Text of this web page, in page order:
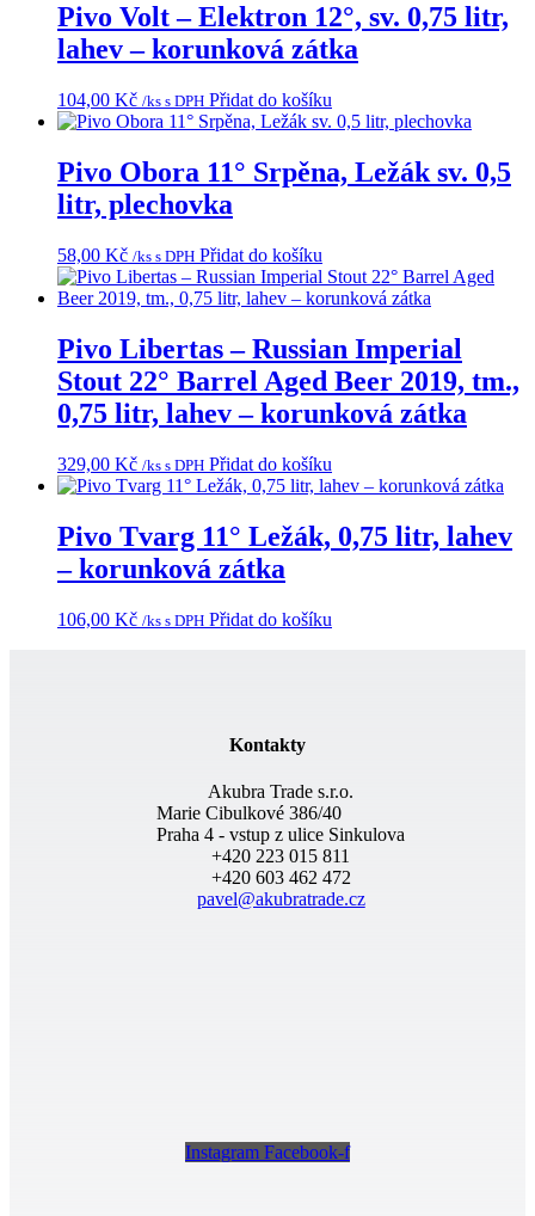
Pivo Volt – Elektron 12°, sv. 0,75 litr,
lahev – korunková zátka
104,00 Kč /ks s DPH Přidat do košíku
Pivo Obora 11° Srpěna, Ležák sv. 0,5
litr, plechovka
58,00 Kč /ks s DPH Přidat do košíku
Pivo Libertas – Russian Imperial
Stout 22° Barrel Aged Beer 2019, tm.,
0,75 litr, lahev – korunková zátka
329,00 Kč /ks s DPH Přidat do košíku
Pivo Tvarg 11° Ležák, 0,75 litr, lahev
– korunková zátka
106,00 Kč /ks s DPH Přidat do košíku
Kontakty
Akubra Trade s.r.o.
Marie Cibulkové 386/40
Praha 4 - vstup z ulice Sinkulova
+420 223 015 811
+420 603 462 472
pavel@akubratrade.cz
Instagram Facebook-f